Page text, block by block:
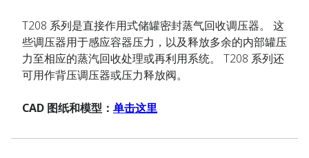
T208 系列是直接作用式储罐密封蒸气回收调压器。 这
些调压器用于感应容器压力，以及释放多余的内部罐压
力至相应的蒸汽回收处理或再利用系统。 T208 系列还
可用作背压调压器或压力释放阀。
CAD 图纸和模型： 单击这里